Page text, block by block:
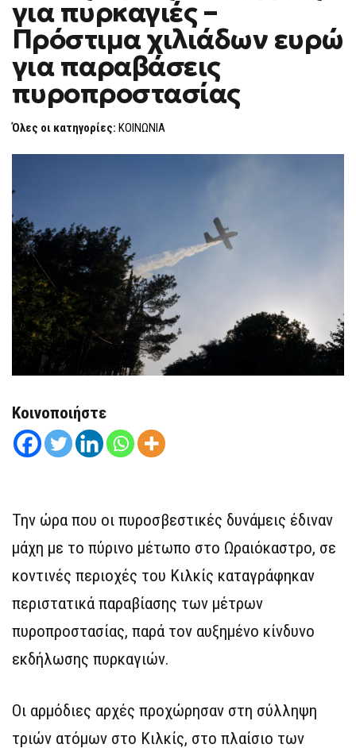
R
ΓΙΑ
ΠΥΡΚΑΓΙΈΣ
–
ΠΡΌΣΤΙΜΑ
ΧΙΛΙΆΔΩΝ
ΕΥΡΏ
ΠΑΡΑΒΆΣΕΙΣ
ΠΥΡΟΠΡΟΣΤΑΣΊΑΣ
για πυρκαγιές –
Πρόστιμα χιλιάδων ευρώ
για παραβάσεις
πυροπροστασίας
Όλες οι κατηγορίες: ΚΟΙΝΩΝΙΑ
Κοινοποιήστε
Την ώρα που οι πυροσβεστικές δυνάμεις έδιναν
μάχη με το πύρινο μέτωπο στο Ωραιόκαστρο, σε
κοντινές περιοχές του Κιλκίς καταγράφηκαν
περιστατικά παραβίασης των μέτρων
πυροπροστασίας, παρά τον αυξημένο κίνδυνο
εκδήλωσης πυρκαγιών.
Οι αρμόδιες αρχές προχώρησαν στη σύλληψη
τριών ατόμων στο Κιλκίς, στο πλαίσιο των